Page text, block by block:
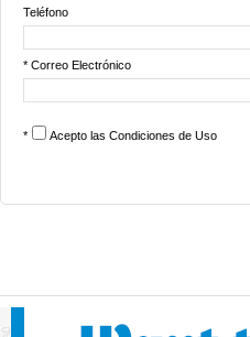
Teléfono
* Correo Electrónico
* Acepto las Condiciones de Uso